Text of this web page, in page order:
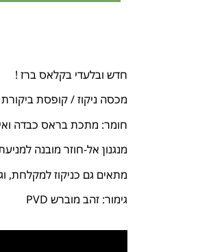
חדש ובלעדי בקלאס ברז !
מכסה ניקוז / קופסת ביקורת
חומר: מתכת בראס כבדה
מנגנון אל-חוזר מובנה
מתאים גם כניקוז למקלחת,
גימור: זהב מוברש PVD